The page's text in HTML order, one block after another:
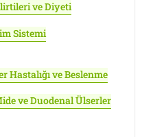
ve Diyeti
Sistemi
Hastalığı ve Beslenme
ve Duodenal Ülserler